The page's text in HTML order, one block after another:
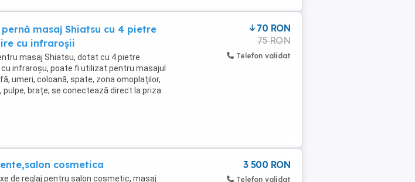
masaj Shiatsu cu 4 pietre
cu infraroșii
masaj Shiatsu, dotat cu 4 pietre
infraroșu, poate fi utilizat pentru masajul
umeri, coloană, spate, zona omoplaților,
pulpe, brațe, se conectează direct la priza
70 RON
75 RON
Telefon validat
cosmetica
de reglaj pentru salon cosmetic, masaj
3 500 RON
Telefon validat